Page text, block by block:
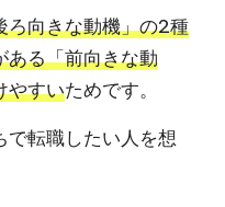
ろ向きな動機」の2種
ある「前向きな動
やすいためです。
で転職したい人を想